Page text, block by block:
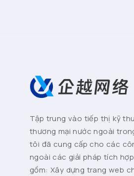
Tập trung vào tiếp thị kỹ
thương mại nước ngoài
tôi đã cung cấp cho các
ngoài các giải pháp tích
gồm: Xây dựng trang web